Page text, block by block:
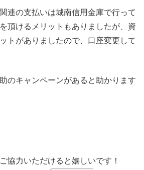
連の支払いは城南信用金庫で行って
頂けるメリットもありましたが、資
トがありましたので、口座変更して
のキャンペーンがあると助かります
協力いただけると嬉しいです！